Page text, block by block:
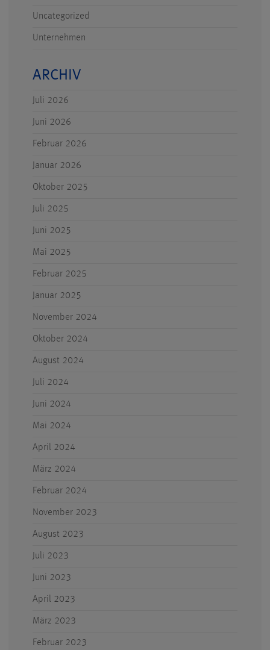
Uncategorized
Unternehmen
ARCHIV
Juli 2026
Juni 2026
Februar 2026
Januar 2026
Oktober 2025
Juli 2025
Juni 2025
Mai 2025
Februar 2025
Januar 2025
November 2024
Oktober 2024
August 2024
Juli 2024
Juni 2024
Mai 2024
April 2024
März 2024
Februar 2024
November 2023
August 2023
Juli 2023
Juni 2023
April 2023
März 2023
Februar 2023